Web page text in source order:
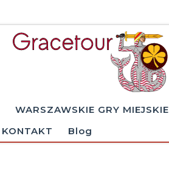
WARSZAWSKIE GRY MIEJSKIE
KONTAKT Blog